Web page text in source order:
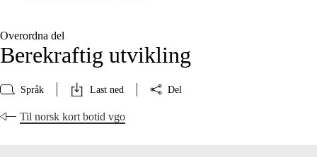
Overordna del
Berekraftig utvikling
Språk Last ned Del
Til norsk kort botid vgo